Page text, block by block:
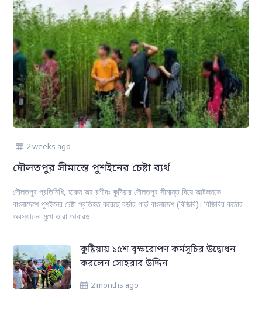
2 weeks ago
দৌলতপুর সীমান্তে পুশইনের চেষ্টা ব্যর্থ
দৌলতপুর প্রতিনিধি, হারুন অর রশীদঃ কুষ্টিয়ার দৌলতপুর সীমান্ত দিয়ে আটজনকে
বাংলাদেশে পুশইনের চেষ্টা প্রতিহত করেছে বর্ডার গার্ড বাংলাদেশ (বিজিবি)। বিজিবির কঠোর
অবস্থানের মুখে তারা আবারও
2 months ago
কুষ্টিয়ায় ১৫শ বৃক্ষরোপণ কর্মসূচির উদ্বোধন
করলেন সোহরাব উদ্দিন